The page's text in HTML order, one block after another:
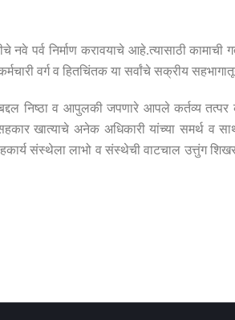
नवे पर्व निर्माण करावयाचे आहे.त्यासाठी कामाची
वर्ग व हितचिंतक या सर्वांचे सक्रीय
निष्ठा व आपुलकी जपणारे आपले कर्तव्य तत्पर
खात्याचे अनेक अधिकारी यांच्या समर्थ व
लाभो व संस्थेची वाटचाल उत्तुंग